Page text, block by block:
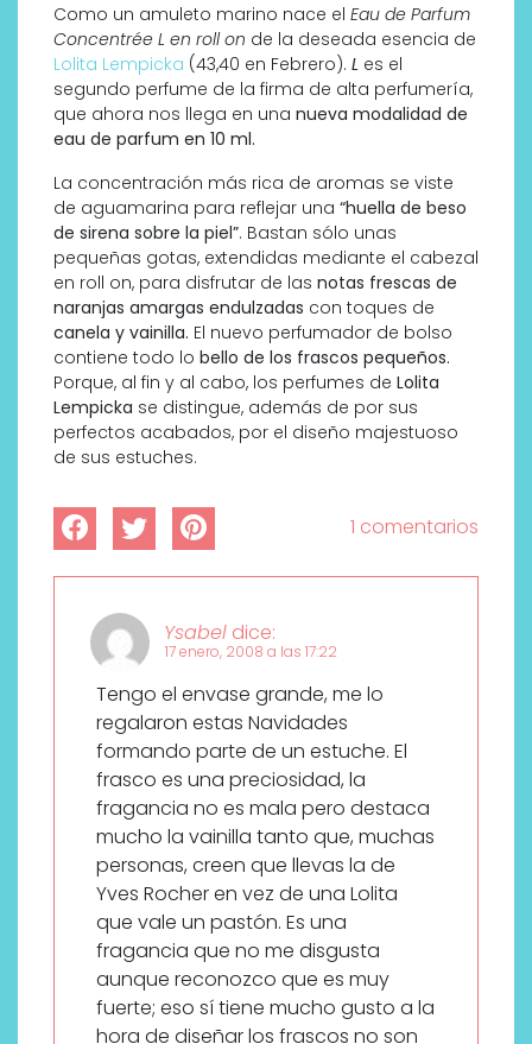
Como un amuleto marino nace el Eau de Parfum
Concentrée L en roll on de la deseada esencia de
Lolita Lempicka (43,40 en Febrero). L es el
segundo perfume de la firma de alta perfumería,
que ahora nos llega en una nueva modalidad de
eau de parfum en 10 ml.
La concentración más rica de aromas se viste
de aguamarina para reflejar una “huella de beso
de sirena sobre la piel”. Bastan sólo unas
pequeñas gotas, extendidas mediante el cabezal
en roll on, para disfrutar de las notas frescas de
naranjas amargas endulzadas con toques de
canela y vainilla. El nuevo perfumador de bolso
contiene todo lo bello de los frascos pequeños.
Porque, al fin y al cabo, los perfumes de Lolita
Lempicka se distingue, además de por sus
perfectos acabados, por el diseño majestuoso
de sus estuches.
1 comentarios
Ysabel dice:
17 enero, 2008 a las 17:22
Tengo el envase grande, me lo
regalaron estas Navidades
formando parte de un estuche. El
frasco es una preciosidad, la
fragancia no es mala pero destaca
mucho la vainilla tanto que, muchas
personas, creen que llevas la de
Yves Rocher en vez de una Lolita
que vale un pastón. Es una
fragancia que no me disgusta
aunque reconozco que es muy
fuerte; eso sí tiene mucho gusto a la
hora de diseñar los frascos no son